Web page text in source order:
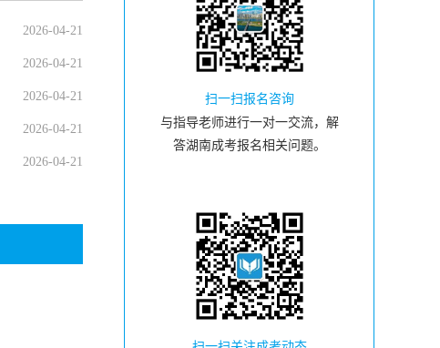
2026-04-21
2026-04-21
2026-04-21
2026-04-21
2026-04-21
扫一扫报名咨询
与指导老师进行一对一交流，解
答湖南成考报名相关问题。